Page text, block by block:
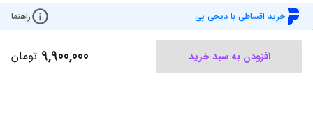
خرید اقساطی با دیجی پی راهنما
افزودن به سبد خرید 9,900,000 تومان